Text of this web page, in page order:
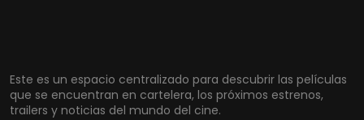
Este es un espacio centralizado para descubrir las películas
que se encuentran en cartelera, los próximos estrenos,
trailers y noticias del mundo del cine.